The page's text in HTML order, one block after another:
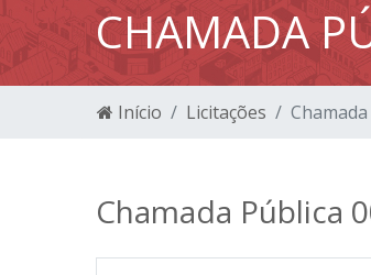
CHAMADA
Início Licitações
Chamada Pública